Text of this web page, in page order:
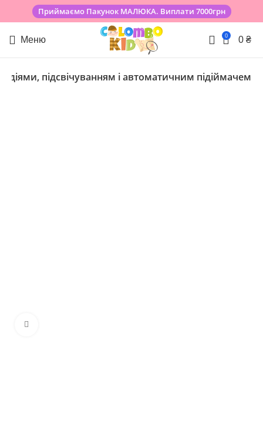
Приймаємо Пакунок МАЛЮКА. Виплати 7000грн
Меню 0 0 ₴
підсвічуванням і автоматичним підіймачем